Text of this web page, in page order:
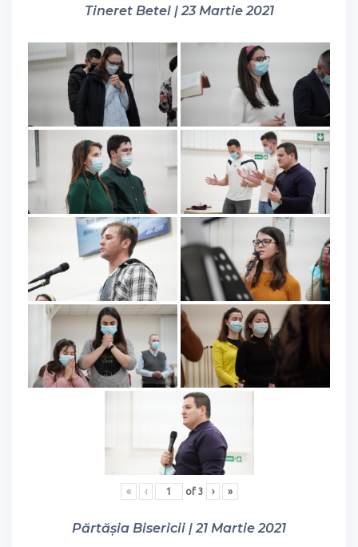
Tineret Betel | 23 Martie 2021
« ‹ of 3 › »
Părtășia Bisericii | 21 Martie 2021